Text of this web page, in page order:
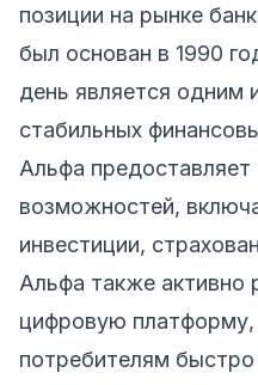
позиции на рынке
был основан в 1990
день является одним
стабильных
Альфа
возможностей,
инвестиции,
Альфа также активно
цифровую платформу,
потребителям